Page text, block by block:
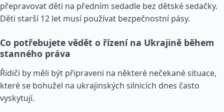
přepravovat děti na předním sedadle bez dětské sedačky.
Děti starší 12 let musí používat bezpečnostní pásy.
Co potřebujete vědět o řízení na Ukrajině během
stanného práva
Řidiči by měli být připraveni na některé nečekané situace,
které se bohužel na ukrajinských silnicích dnes často
vyskytují.